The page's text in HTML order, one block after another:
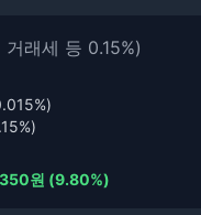
래세 등 0.15%)
원 (9.80%)